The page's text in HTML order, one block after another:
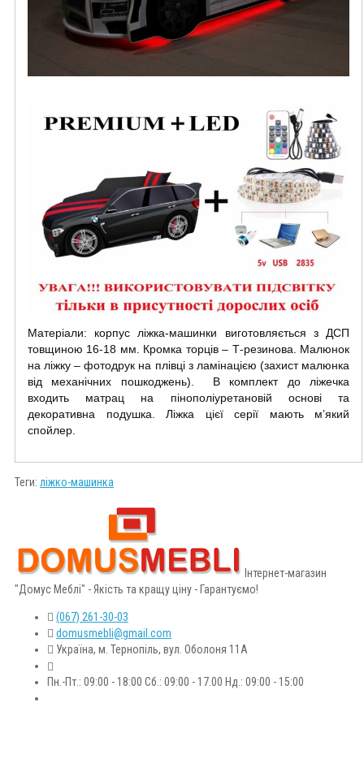
Матеріали: корпус ліжка-машинки виготовляється з ДСП
товщиною 16-18 мм. Кромка торців – Т-резинова. Малюнок
на ліжку – фотодрук на плівці з ламінацією (захист малюнка
від механічних пошкоджень). В комплект до ліжечка
входить матрац на пінополіуретановій основі та
декоративна подушка. Ліжка цієї серії мають м’який
спойлер.
Теги: ліжко-машинка
Інтернет-магазин
"Домус Меблі" - Якість та кращу ціну - Гарантуємо!
(067) 261-30-03
domusmebli@gmail.com
Україна, м. Тернопіль, вул. Оболоня 11А
Пн.-Пт.: 09:00 - 18:00 Сб.: 09:00 - 17.00 Нд.: 09:00 - 15:00